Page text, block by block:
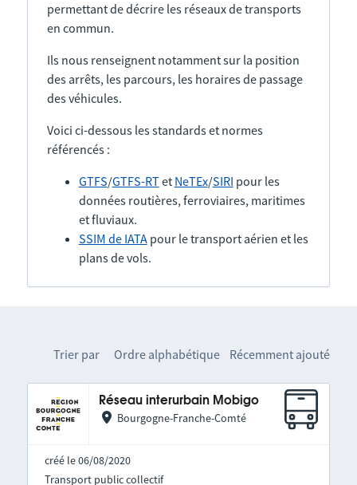
permettant de décrire les réseaux de transports
en commun.
Ils nous renseignent notamment sur la position
des arrêts, les parcours, les horaires de passage
des véhicules.
Voici ci-dessous les standards et normes
référencés :
GTFS/GTFS-RTet NeTEx/SIRI pour les
données routières, ferroviaires, maritimes
et fluviaux.
SSIM de IATApour le transport aérien et les
plans de vols.
Trier par Ordre alphabétique Récemment ajouté
Réseau interurbain Mobigo
Bourgogne-Franche-Comté
créé le 06/08/2020
Transport public collectif